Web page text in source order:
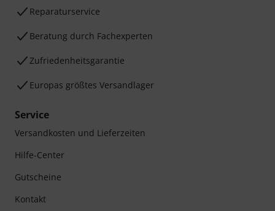
Reparaturservice
Beratung durch Fachexperten
Zufriedenheitsgarantie
Europas größtes Versandlager
Service
Versandkosten und Lieferzeiten
Hilfe-Center
Gutscheine
Kontakt